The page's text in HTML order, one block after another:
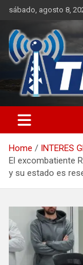
Skip
content
sábado, agosto 8,
Home
INTERES
El excombatiente
y su estado es